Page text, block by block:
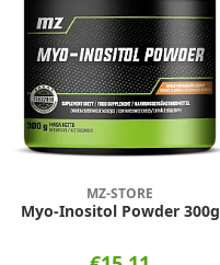
MZ-STORE
Myo-Inositol Powder 300g